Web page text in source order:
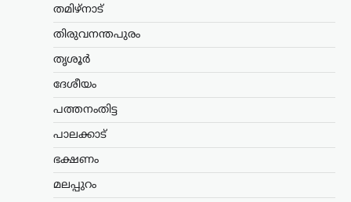
തമിഴ്നാട്
തിരുവനന്തപുരം
തൃശൂർ
ദേശീയം
പത്തനംതിട്ട
പാലക്കാട്
ഭക്ഷണം
മലപ്പുറം
സർക്കാർ നിർദേശം;
ഉത്തരകൊറിയയുടെ
ഉത്തരകൊറിയയിൽ അനുഭവപ്പെടുന്ന
അതിശക്തമായ ചൂടിനിടെ
നൽകിയ ആരോഗ്യ നിർദേശം
ദോഷഫലങ്ങൾ കുറയ്ക്കാനുമായി